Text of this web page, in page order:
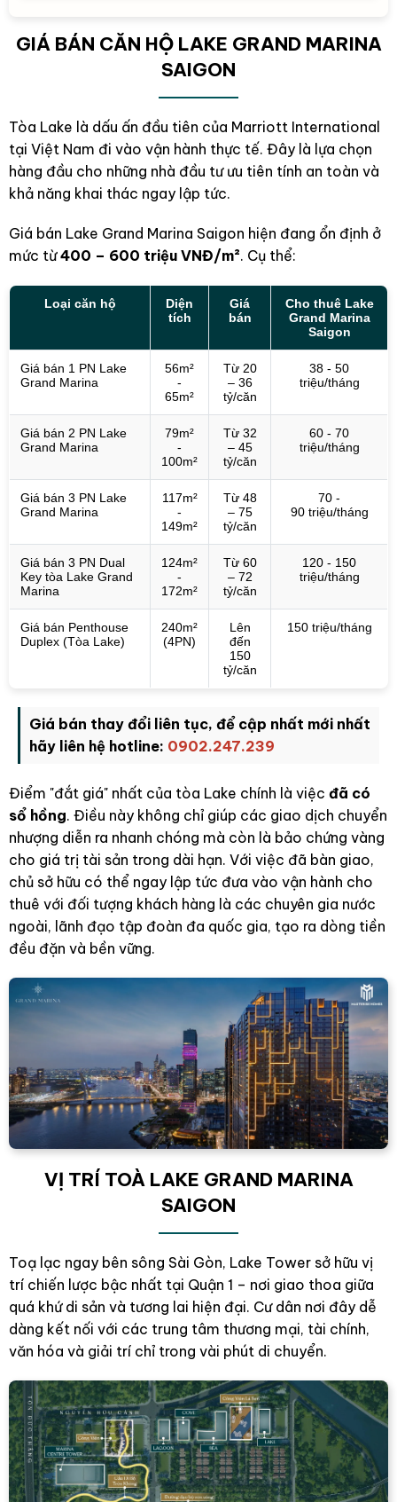
GIÁ BÁN CĂN HỘ LAKE GRAND MARINA
SAIGON
Tòa Lake là dấu ấn đầu tiên của Marriott International
tại Việt Nam đi vào vận hành thực tế. Đây là lựa chọn
hàng đầu cho những nhà đầu tư ưu tiên tính an toàn và
khả năng khai thác ngay lập tức.
Giá bán Lake Grand Marina Saigon hiện đang ổn định ở
mức từ400 – 600 triệu VNĐ/m². Cụ thể:
Loại căn hộ
Diện
tích
Giá
bán
Cho thuê Lake
Grand Marina
Saigon
Giá bán 1 PN Lake
Grand Marina
56m²
-
65m²
Từ 20
– 36
tỷ/căn
38 - 50
triệu/tháng
Giá bán 2 PN Lake
Grand Marina
79m²
-
100m²
Từ 32
– 45
tỷ/căn
60 - 70
triệu/tháng
Giá bán 3 PN Lake
Grand Marina
117m²
-
149m²
Từ 48
– 75
tỷ/căn
70 -
90 triệu/tháng
Giá bán 3 PN Dual
Key tòa Lake Grand
Marina
124m²
-
172m²
Từ 60
– 72
tỷ/căn
120 - 150
triệu/tháng
Giá bán Penthouse
Duplex (Tòa Lake)
240m²
(4PN)
Lên
đến
150
tỷ/căn
150 triệu/tháng
Giá bán thay đổi liên tục, để cập nhất mới nhất
hãy liên hệ hotline: 0902.247.239
Điểm "đắt giá" nhất của tòa Lake chính là việc đã có
sổ hồng. Điều này không chỉ giúp các giao dịch chuyển
nhượng diễn ra nhanh chóng mà còn là bảo chứng vàng
cho giá trị tài sản trong dài hạn. Với việc đã bàn giao,
chủ sở hữu có thể ngay lập tức đưa vào vận hành cho
thuê với đối tượng khách hàng là các chuyên gia nước
ngoài, lãnh đạo tập đoàn đa quốc gia, tạo ra dòng tiền
đều đặn và bền vững.
VỊ TRÍ TOÀ LAKE GRAND MARINA
SAIGON
Toạ lạc ngay bên sông Sài Gòn, Lake Tower sở hữu vị
trí chiến lược bậc nhất tại Quận 1 – nơi giao thoa giữa
quá khứ di sản và tương lai hiện đại. Cư dân nơi đây dễ
dàng kết nối với các trung tâm thương mại, tài chính,
văn hóa và giải trí chỉ trong vài phút di chuyển.